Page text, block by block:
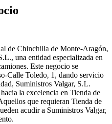
de Chinchilla de Monte-Aragón,
una entidad especializada en
Este negocio se
Calle Toledo, 1, dando servicio
Suministros Valgar, S.L.
la excelencia en Tienda de
que requieran Tienda de
acudir a Suministros Valgar,